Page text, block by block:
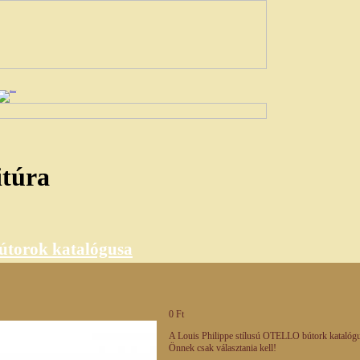
katalógusa
0 Ft
A Louis Philippe stílusú OTELLO bútork
Önnek csak választania kell!